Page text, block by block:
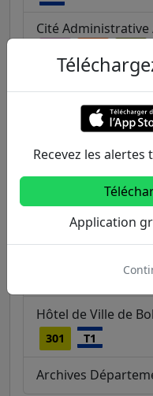
Cité
Indépendance /
148 251
Maurice Thorez /
Karl Marx
146
301
322
Collège Liberté
Rue de Paris n°155
Hôtel de Ville de
301
T1
Archives
Recevez les
Application